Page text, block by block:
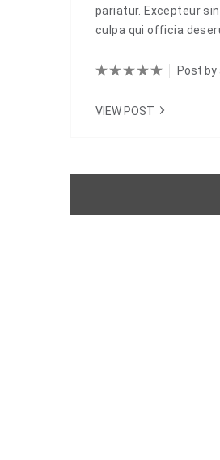
pariatur. Excepteur
culpa qui officia
Post by
VIEW POST